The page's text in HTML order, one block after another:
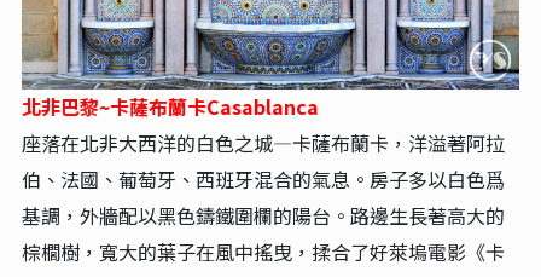
北非巴黎~卡薩布蘭卡Casablanca
座落在北非大西洋的白色之城—卡薩布蘭卡，洋溢著阿拉
伯、法國、葡萄牙、西班牙混合的氣息。房子多以白色爲
基調，外牆配以黑色鑄鐵圍欄的陽台。路邊生長著高大的
棕櫚樹，寬大的葉子在風中搖曳，揉合了好萊塢電影《卡